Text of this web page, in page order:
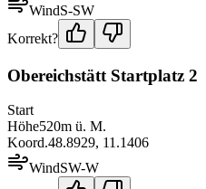
WindS-SW
Korrekt?
Obereichstätt Startplatz 2
Start
Höhe520m ü. M.
Koord.48.8929, 11.1406
WindSW-W